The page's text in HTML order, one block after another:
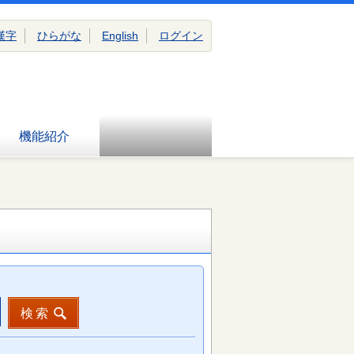
機能紹介
字 ひらがな English ログイン
検索